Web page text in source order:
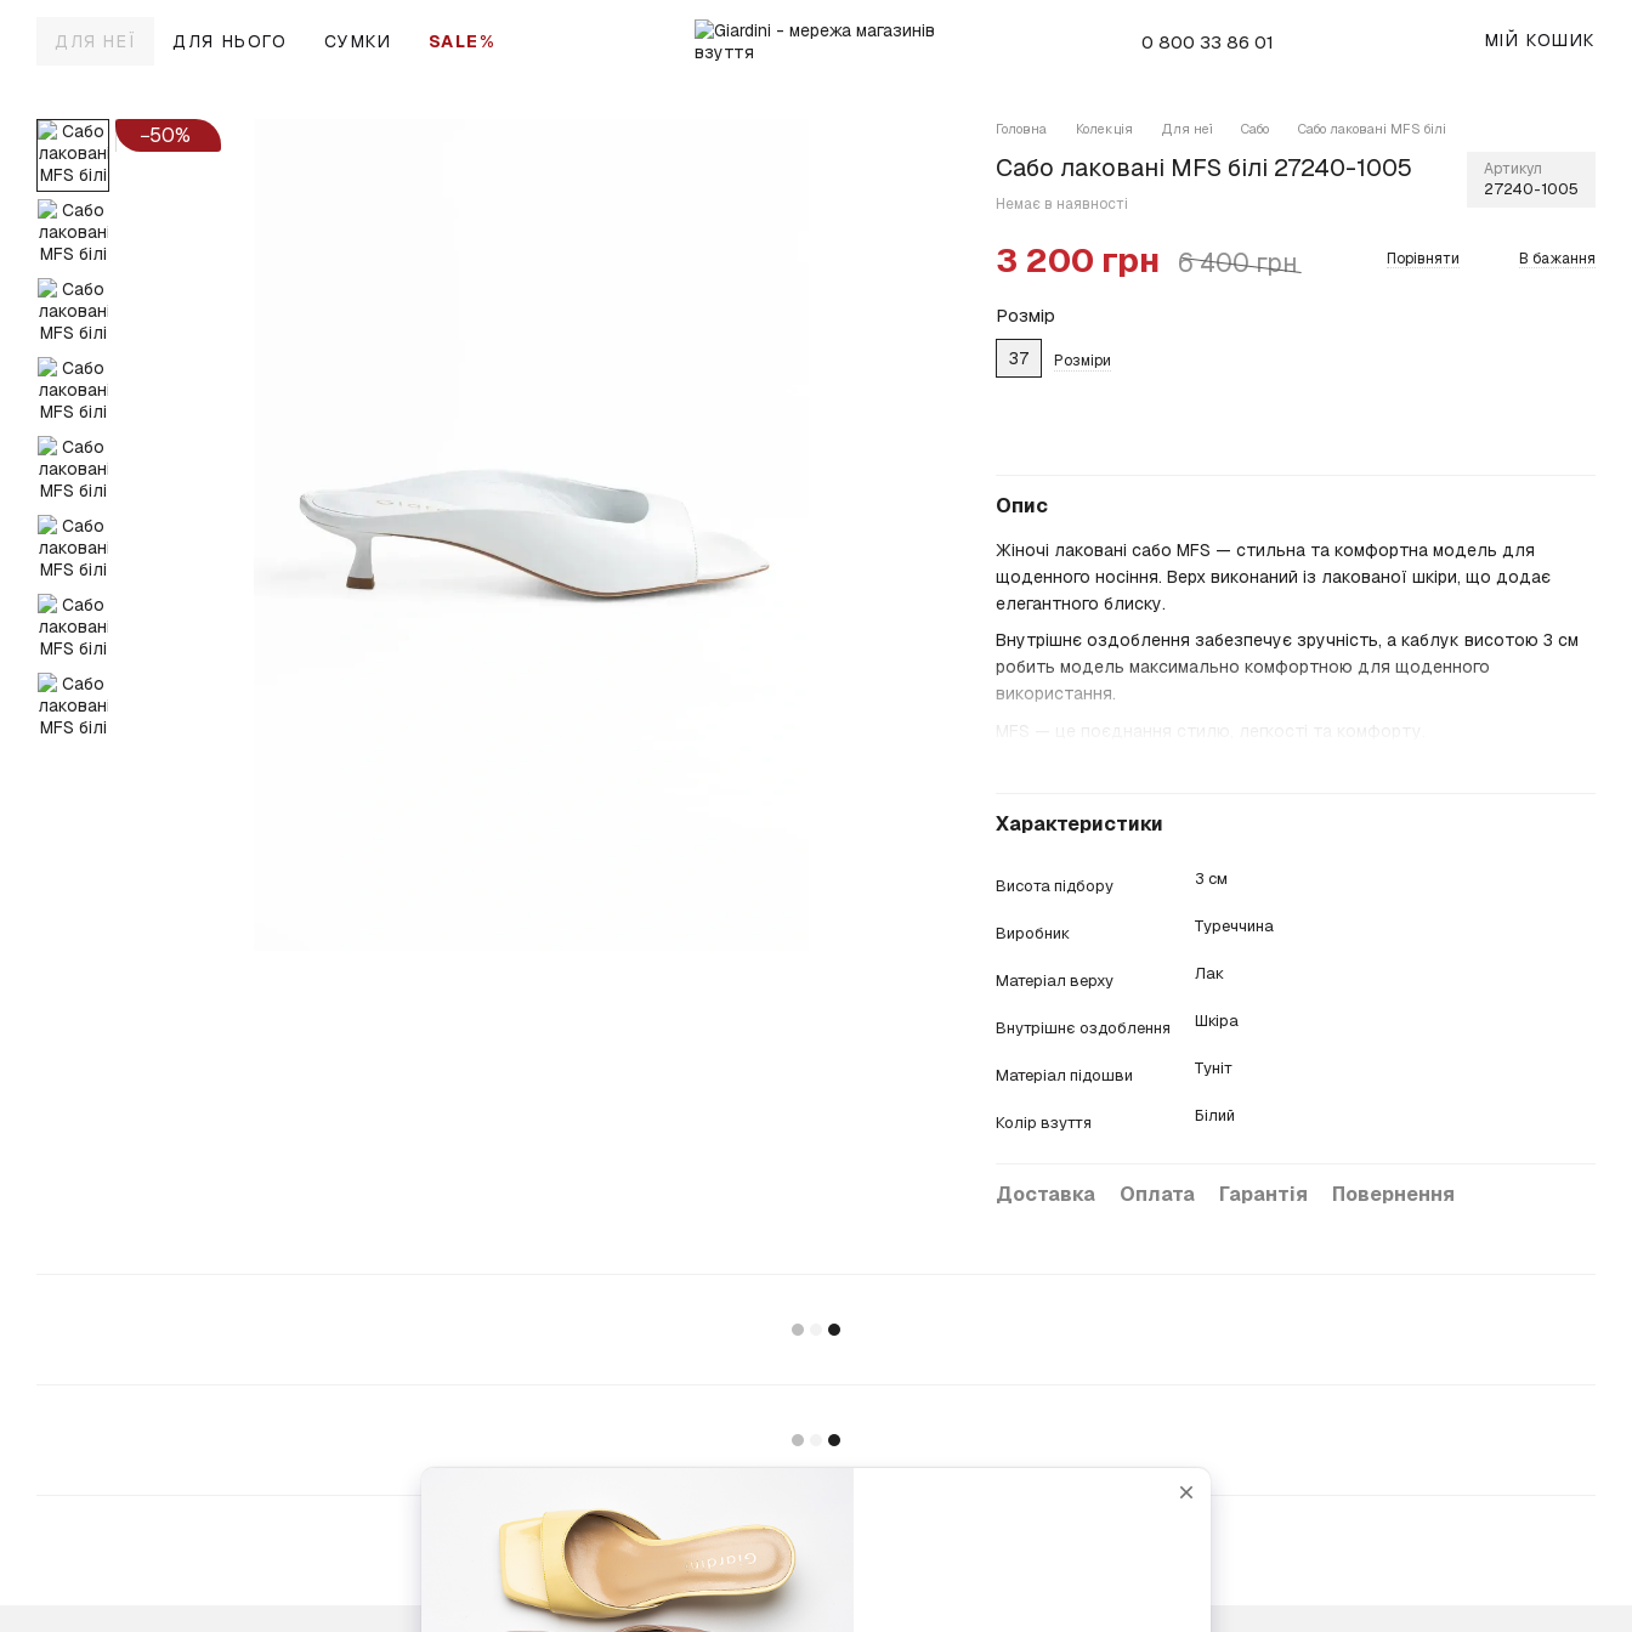
ДЛЯ НЕЇ
ДЛЯ НЬОГО СУМКИ SALE% 0 800 33 86 01 МІЙ КОШИК
−50% Головна Колекція Для неї Сабо Сабо лаковані MFS білі
Сабо лаковані MFS білі 27240-1005 Артикул
27240-1005
Немає в наявності
3 200 грн 6 400 грн Порівняти В бажання
Розмір
37 Розміри
Опис
Жіночі лаковані сабо MFS — стильна та комфортна модель для
щоденного носіння. Верх виконаний із лакованої шкіри, що додає
елегантного блиску.
Внутрішнє оздоблення забезпечує зручність, а каблук висотою 3 см
робить модель максимально комфортною для щоденного
використання.
MFS — це поєднання стилю, легкості та комфорту.
Характеристики
Висота підбору 3 см
Виробник Туреччина
Матеріал верху Лак
Внутрішнє оздоблення Шкіра
Матеріал підошви Туніт
Колір взуття Білий
Доставка Оплата Гарантія Повернення